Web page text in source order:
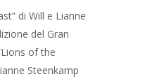
di Will e Lianne
del Gran
of the
Steenkamp